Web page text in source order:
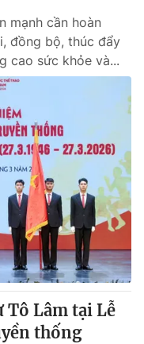
Nam
tử số 483/GP-BTTTT
Phạm Quốc Thắng,
355 932
mạnh cần hoàn
đồng bộ, thúc đẩy
cao sức khỏe và...
Tô Lâm tại Lễ
thống